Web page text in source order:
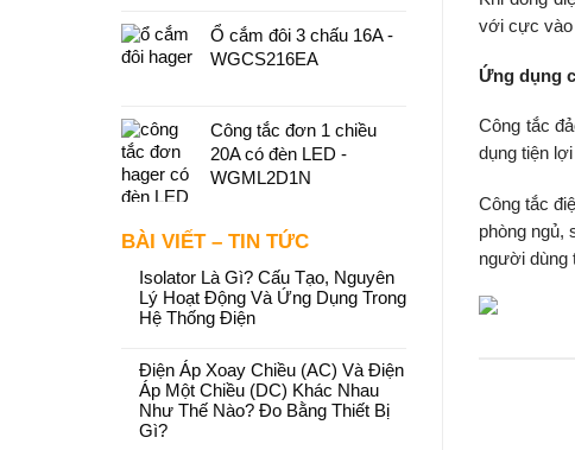
Ổ cắm đôi 3 chấu 16A -
WGCS216EA
Công tắc đơn 1 chiều
20A có đèn LED -
WGML2D1N
BÀI VIẾT – TIN TỨC
Isolator Là Gì? Cấu Tạo, Nguyên
Lý Hoạt Động Và Ứng Dụng Trong
Hệ Thống Điện
Điện Áp Xoay Chiều (AC) Và Điện
Áp Một Chiều (DC) Khác Nhau
Như Thế Nào? Đo Bằng Thiết Bị
Gì?
với cực vào
Ứng dụng
Công tắc
dụng tiện
Công tắc
phòng ngủ,
người dùng